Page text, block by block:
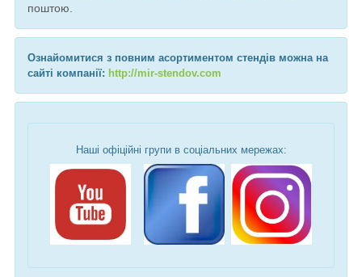
поштою.
Ознайомитися з повним асортиментом стендів можна на
сайті компанії: http://mir-stendov.com
Наші офіційні групи в соціальних мережах: